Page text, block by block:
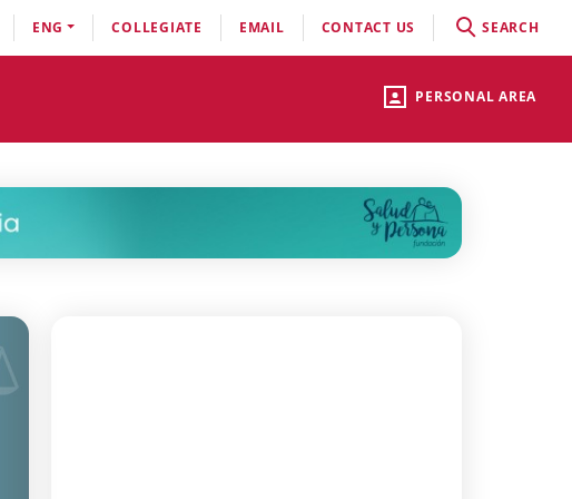
PERSONAL AREA
ENG COLLEGIATE EMAIL CONTACT US SEARCH